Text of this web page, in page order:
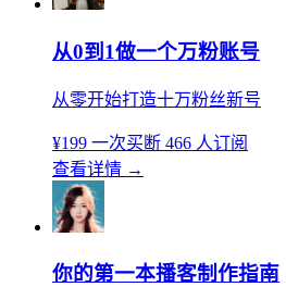
从0到1做一个万粉账号
从零开始打造十万粉丝新号
¥199 一次买断 466 人订阅
查看详情 →
你的第一本播客制作指南